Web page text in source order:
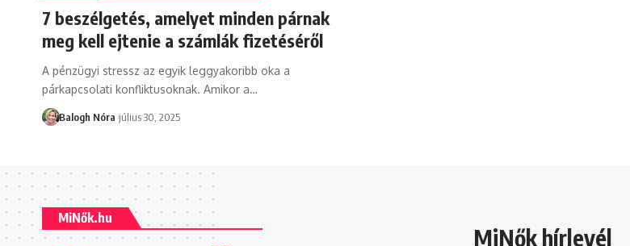
7 beszélgetés, amelyet minden párnak
meg kell ejtenie a számlák fizetéséről
A pénzügyi stressz az egyik leggyakoribb oka a
párkapcsolati konfliktusoknak. Amikor a…
Balogh Nóra július 30, 2025
MiNők.hu
MiNők hírlevél